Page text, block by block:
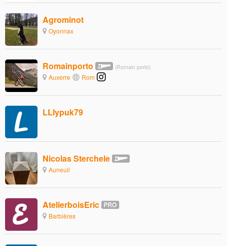
Agrominot
Oyonnax
Romainporto (Romain porto)
Auxerre Rom
LLIypuk79
Nicolas Sterchele
Auneuil
AtelierboisEric
Barbières